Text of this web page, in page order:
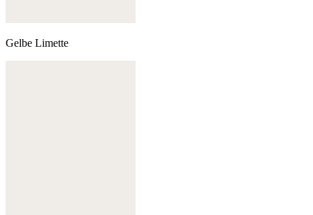
Gelbe Limette